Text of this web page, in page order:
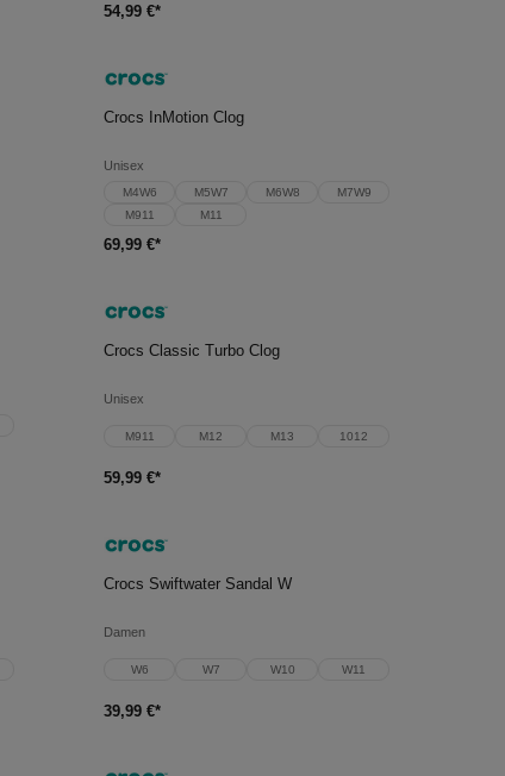
54,99 €*
Crocs InMotion Clog
Unisex
M4W6 M5W7 M6W8
M7W9
M911
M11
69,99 €*
Crocs Classic Turbo Clog
Unisex
M911 M12 M13 1012
59,99 €*
Crocs Swiftwater Sandal W
Damen
W6 W7 W10 W11
39,99 €*